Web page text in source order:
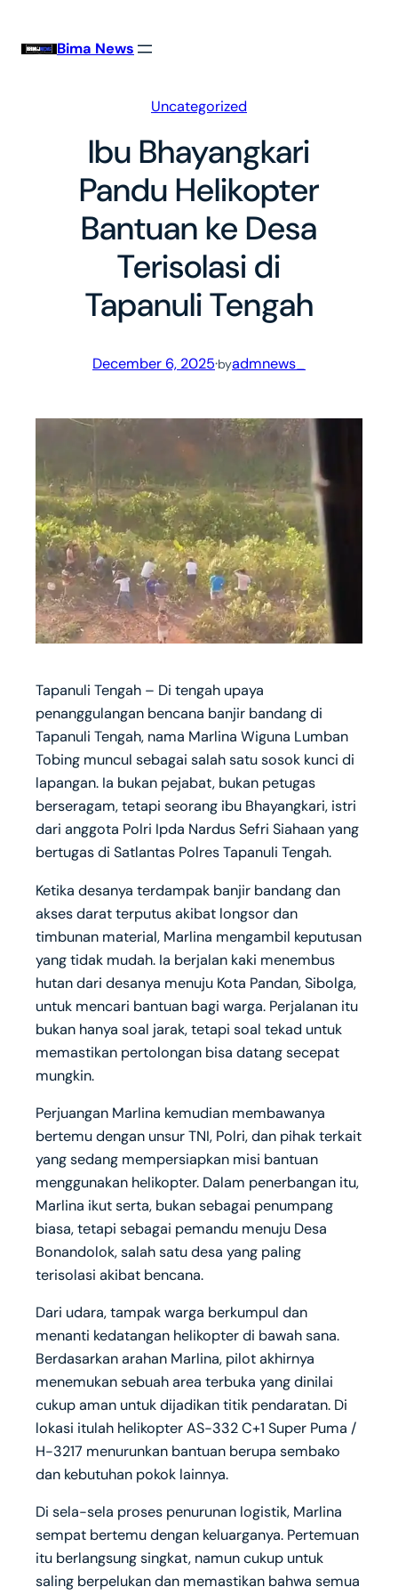
Bima News
Uncategorized
Ibu Bhayangkari
Pandu Helikopter
Bantuan ke Desa
Terisolasi di
Tapanuli Tengah
December 6, 2025·byadmnews_
Tapanuli Tengah – Di tengah upaya
penanggulangan bencana banjir bandang di
Tapanuli Tengah, nama Marlina Wiguna Lumban
Tobing muncul sebagai salah satu sosok kunci di
lapangan. Ia bukan pejabat, bukan petugas
berseragam, tetapi seorang ibu Bhayangkari, istri
dari anggota Polri Ipda Nardus Sefri Siahaan yang
bertugas di Satlantas Polres Tapanuli Tengah.
Ketika desanya terdampak banjir bandang dan
akses darat terputus akibat longsor dan
timbunan material, Marlina mengambil keputusan
yang tidak mudah. Ia berjalan kaki menembus
hutan dari desanya menuju Kota Pandan, Sibolga,
untuk mencari bantuan bagi warga. Perjalanan itu
bukan hanya soal jarak, tetapi soal tekad untuk
memastikan pertolongan bisa datang secepat
mungkin.
Perjuangan Marlina kemudian membawanya
bertemu dengan unsur TNI, Polri, dan pihak terkait
yang sedang mempersiapkan misi bantuan
menggunakan helikopter. Dalam penerbangan itu,
Marlina ikut serta, bukan sebagai penumpang
biasa, tetapi sebagai pemandu menuju Desa
Bonandolok, salah satu desa yang paling
terisolasi akibat bencana.
Dari udara, tampak warga berkumpul dan
menanti kedatangan helikopter di bawah sana.
Berdasarkan arahan Marlina, pilot akhirnya
menemukan sebuah area terbuka yang dinilai
cukup aman untuk dijadikan titik pendaratan. Di
lokasi itulah helikopter AS-332 C+1 Super Puma /
H-3217 menurunkan bantuan berupa sembako
dan kebutuhan pokok lainnya.
Di sela-sela proses penurunan logistik, Marlina
sempat bertemu dengan keluarganya. Pertemuan
itu berlangsung singkat, namun cukup untuk
saling berpelukan dan memastikan bahwa semua